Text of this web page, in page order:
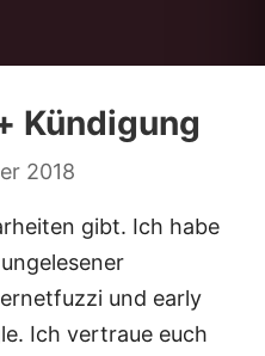
Kündigung
2018
gibt. Ich habe
und early
Ich vertraue euch